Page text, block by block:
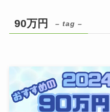
90万円 – tag –